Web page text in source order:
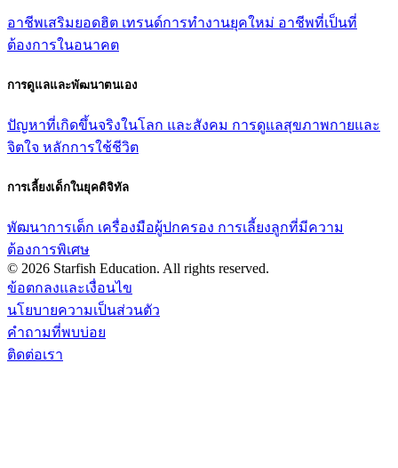
อาชีพเสริมยอดฮิต เทรนด์การทํางานยุคใหม่ อาชีพที่เป็นที่
ต้องการในอนาคต
การดูแลและพัฒนาตนเอง
ปัญหาที่เกิดขึ้นจริงในโลก และสังคม การดูแลสุขภาพกายและ
จิตใจ หลักการใช้ชีวิต
การเลี้ยงเด็กในยุคดิจิทัล
พัฒนาการเด็ก เครื่องมือผู้ปกครอง การเลี้ยงลูกที่มีความ
ต้องการพิเศษ
© 2026 Starfish Education. All rights reserved.
ข้อตกลงและเงื่อนไข
นโยบายความเป็นส่วนตัว
คำถามที่พบบ่อย
ติดต่อเรา